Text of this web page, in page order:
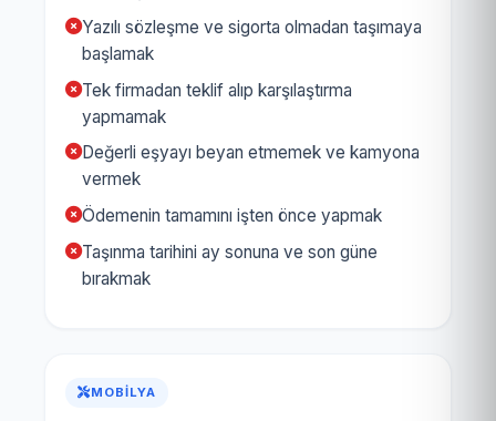
Yazılı sözleşme ve sigorta olmadan taşımaya
başlamak
Tek firmadan teklif alıp karşılaştırma
yapmamak
Değerli eşyayı beyan etmemek ve kamyona
vermek
Ödemenin tamamını işten önce yapmak
Taşınma tarihini ay sonuna ve son güne
bırakmak
MOBILYA